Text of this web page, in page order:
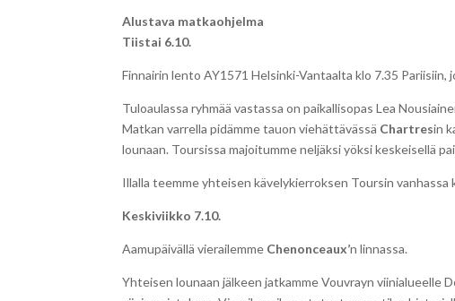
Alustava matkaohjelma
Tiistai 6.10.
Finnairin lento AY1571 Helsinki-Vantaalta klo 7.35 Pariisiin,
Tuloaulassa ryhmää vastassa on paikallisopas Lea
Matkan varrella pidämme tauon viehättävässä Chartresin
lounaan. Toursissa majoitum­me neljäksi yöksi keskeisellä
Illalla teemme yhteisen kävely­kierroksen Toursin vanhassa
Keskiviikko 7.10.
Aamupäivällä vierailemme Chenonceaux’n linnassa.
Yhteisen lounaan jälkeen jatkamme Vouvrayn viinialueelle